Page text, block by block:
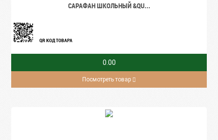
САРАФАН ШКОЛЬНЫЙ &QU...
QR КОД ТОВАРА
0.00
Посмотреть товар